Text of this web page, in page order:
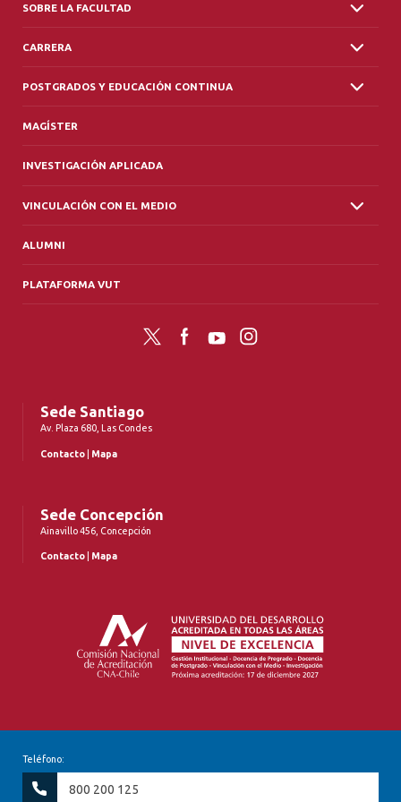
SOBRE LA FACULTAD
CARRERA
POSTGRADOS Y EDUCACIÓN CONTINUA
MAGÍSTER
INVESTIGACIÓN APLICADA
VINCULACIÓN CON EL MEDIO
ALUMNI
PLATAFORMA VUT
Twitter FacebookYouTubeInstagram
Sede Santiago
Av. Plaza 680, Las Condes
Contacto Mapa
Sede Concepción
Ainavillo 456, Concepción
Contacto Mapa
Teléfono:
800 200 125